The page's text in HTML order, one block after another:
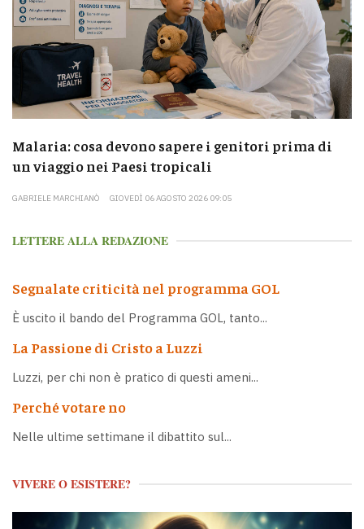
Malaria: cosa devono sapere i genitori prima di
un viaggio nei Paesi tropicali
GABRIELE MARCHIANÒ GIOVEDÌ 06 AGOSTO 2026 09:05
LETTERE ALLA REDAZIONE
Segnalate criticità nel programma GOL
È uscito il bando del Programma GOL, tanto...
La Passione di Cristo a Luzzi
Luzzi, per chi non è pratico di questi ameni...
Perché votare no
Nelle ultime settimane il dibattito sul...
VIVERE O ESISTERE?